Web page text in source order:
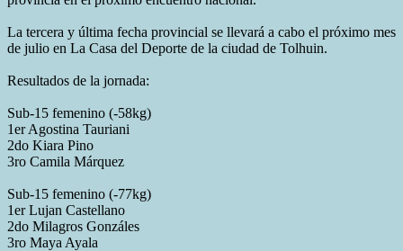
La tercera y última fecha provincial se llevará a cabo el próximo mes
de julio en La Casa del Deporte de la ciudad de Tolhuin.
Resultados de la jornada:
Sub-15 femenino (-58kg)
1er Agostina Tauriani
2do Kiara Pino
3ro Camila Márquez
Sub-15 femenino (-77kg)
1er Lujan Castellano
2do Milagros Gonzáles
3ro Maya Ayala